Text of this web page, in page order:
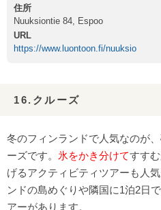
住所
Nuuksiontie 84, Espoo
URL
https://www.luontoon.fi/nuuksio
16.クルーズ
冬のフィンランドで人気なのが
ーズです。 氷をかき分けてすす
げるアクティビティツアーも人
ンドの島めぐりや隣国に1泊2日
アーがあります。